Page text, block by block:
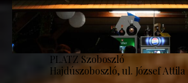
PLATZ Szoboszló
Hajdúszoboszló, ul. József Attila